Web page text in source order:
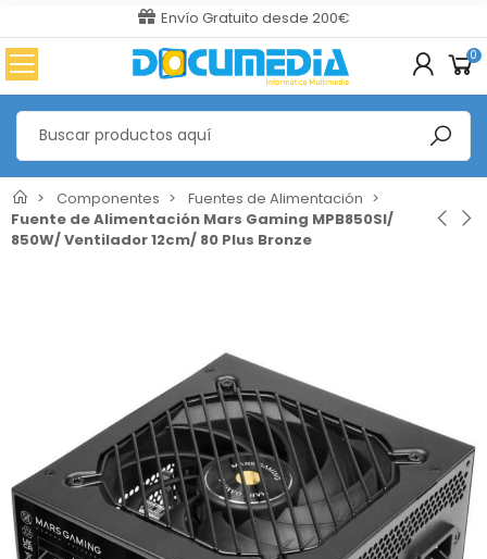
Envío Gratuito desde 200€
0
Componentes
Fuentes de Alimentación
Fuente de Alimentación Mars Gaming MPB850SI/
850W/ Ventilador 12cm/ 80 Plus Bronze